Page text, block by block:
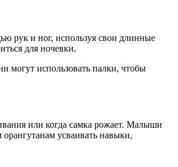
рук и ног, используя свои длинные
для ночевки.
могут использовать палки, чтобы
или когда самка рожает. Малыши
усваивать навыки,